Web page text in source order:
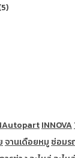
INNOVA
จานเดือยหมู ซ่อมร